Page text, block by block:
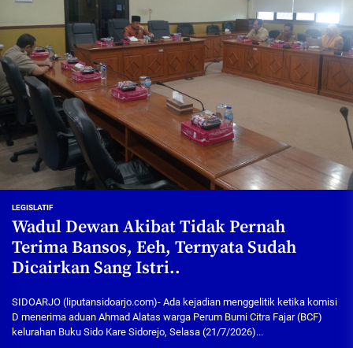
LEGISLATIF
Wadul Dewan Akibat Tidak Pernah
Terima Bansos, Eeh, Ternyata Sudah
Dicairkan Sang Istri..
SIDOARJO (liputansidoarjo.com)- Ada kejadian menggelitik ketika komisi
D menerima aduan Ahmad Alatas warga Perum Bumi Citra Fajar (BCF)
kelurahan Buku Sido Kare Sidorejo, Selasa (21/7/2026)...